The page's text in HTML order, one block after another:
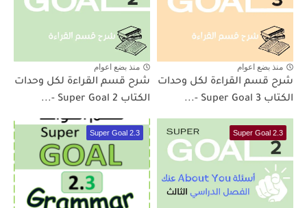
منذ بضع اعوام
شرح قسم القراءة لكل وحدات
الكتاب Super Goal 3 -...
منذ بضع اعوام
شرح قسم القراءة لكل وحدات
الكتاب Super Goal 2 -...
Super Goal 2.3
Super Goal 2.3